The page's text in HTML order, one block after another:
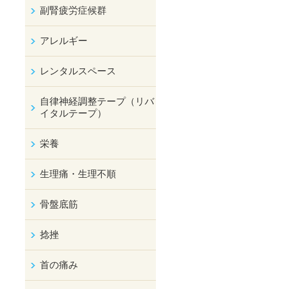
副腎疲労症候群
アレルギー
レンタルスペース
自律神経調整テープ（リバ
イタルテープ）
栄養
生理痛・生理不順
骨盤底筋
捻挫
首の痛み